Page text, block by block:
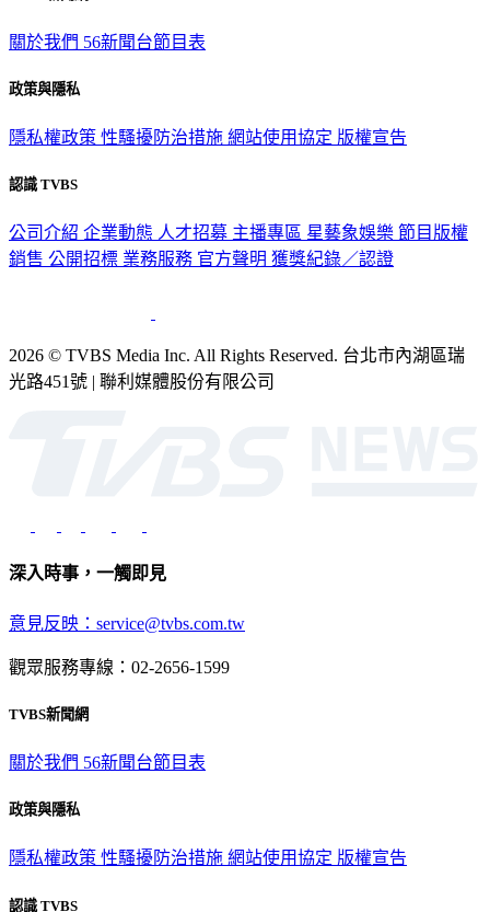
關於我們 56新聞台節目表
政策與隱私
隱私權政策 性騷擾防治措施 網站使用協定 版權宣告
認識 TVBS
公司介紹 企業動態 人才招募 主播專區 星藝象娛樂 節目版權
銷售 公開招標 業務服務 官方聲明 獲獎紀錄／認證
2026 © TVBS Media Inc. All Rights Reserved. 台北市內湖區瑞
光路451號 | 聯利媒體股份有限公司
深入時事，一觸即見
意見反映：service@tvbs.com.tw
觀眾服務專線：02-2656-1599
TVBS新聞網
關於我們 56新聞台節目表
政策與隱私
隱私權政策 性騷擾防治措施 網站使用協定 版權宣告
認識 TVBS